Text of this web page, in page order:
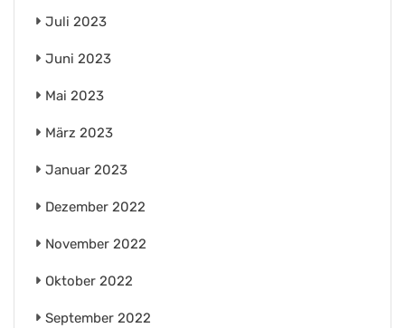
Juli 2023
Juni 2023
Mai 2023
März 2023
Januar 2023
Dezember 2022
November 2022
Oktober 2022
September 2022